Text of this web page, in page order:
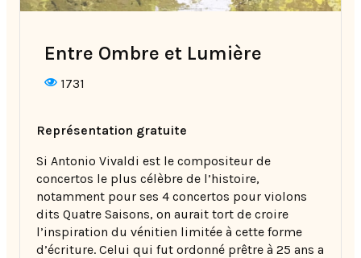
Entre Ombre et Lumière
1731
Représentation gratuite
Si Antonio Vivaldi est le compositeur de
concertos le plus célèbre de l’histoire,
notamment pour ses 4 concertos pour violons
dits Quatre Saisons, on aurait tort de croire
l’inspiration du vénitien limitée à cette forme
d’écriture. Celui qui fut ordonné prêtre à 25 ans a